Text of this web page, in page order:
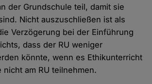
der Grundschule teil, damit sie
Nicht auszuschließen ist als
Verzögerung bei der Einführung
dass der RU weniger
könnte, wenn es Ethikunterricht
am RU teilnehmen.